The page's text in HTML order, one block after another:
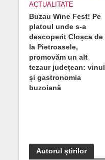
ACTUALITATE
Buzau Wine Fest! Pe
platoul unde s-a
descoperit Cloșca de
la Pietroasele,
promovăm un alt
tezaur județean: vinul
și gastronomia
buzoiană
Autorul știrilor